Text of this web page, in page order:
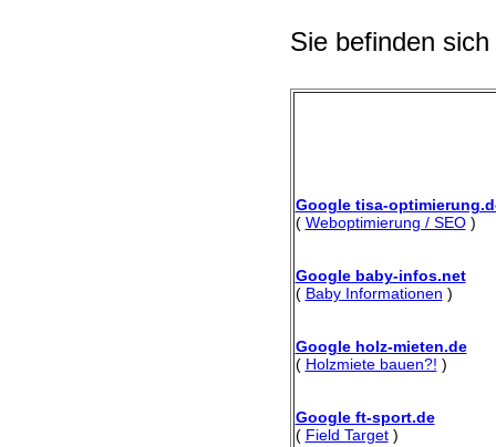
Sie befinden
Google tisa-
( Weboptimierung / SEO)
Google baby-infos.net
( Baby Informationen )
Google holz-mieten.de
( Holzmiete bauen?! )
Google ft-sport.de
( Field Target)